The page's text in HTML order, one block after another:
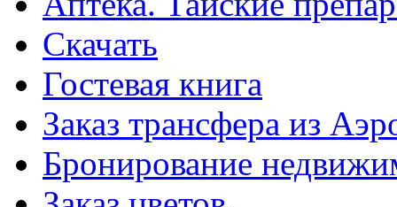
Скачать
Гостевая книга
Заказ трансфера из
Бронирование